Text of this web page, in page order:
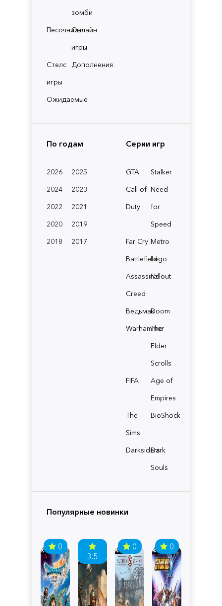
зомби
ПесочницыОнлайн
игры
Стелс
игры
Дополнения
Ожидаемые
По годам
2026
2025
2024
2023
2022
2021
2020
2019
2018
2017
Серии игр
GTA
Stalker
Call of
Duty
Need
for
Speed
Far Cry Metro
BattlefieldLego
Assassin's
Creed
Fallout
ВедьмакDoom
Warhammer
The
Elder
Scrolls
FIFA
Age of
Empires
The
Sims
BioShock
Darksiders
Dark
Souls
Популярные новинки
0
3.5
0 0